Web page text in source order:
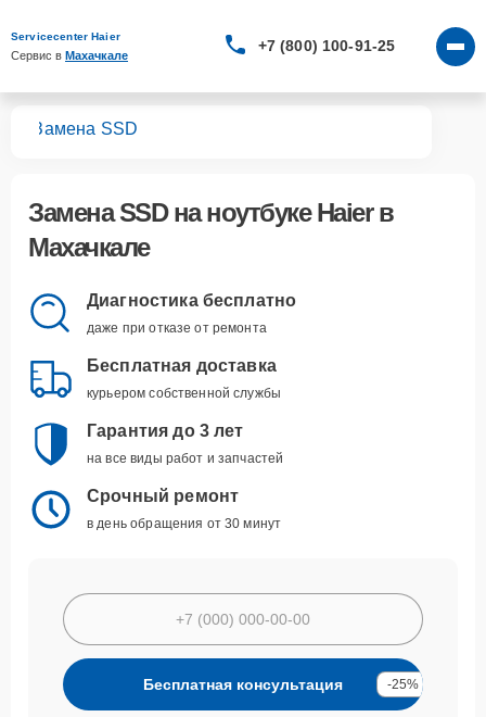
Servicecenter Haier
Сервис в Махачкале
+7 (800) 100-91-25
Замена SSD
Замена SSDна ноутбуке Haier в
Махачкале
Диагностика бесплатно
даже при отказе от ремонта
Бесплатная доставка
курьером собственной службы
Гарантия до 3 лет
на все виды работ и запчастей
Срочный ремонт
в день обращения от 30 минут
Бесплатная консультация -25%